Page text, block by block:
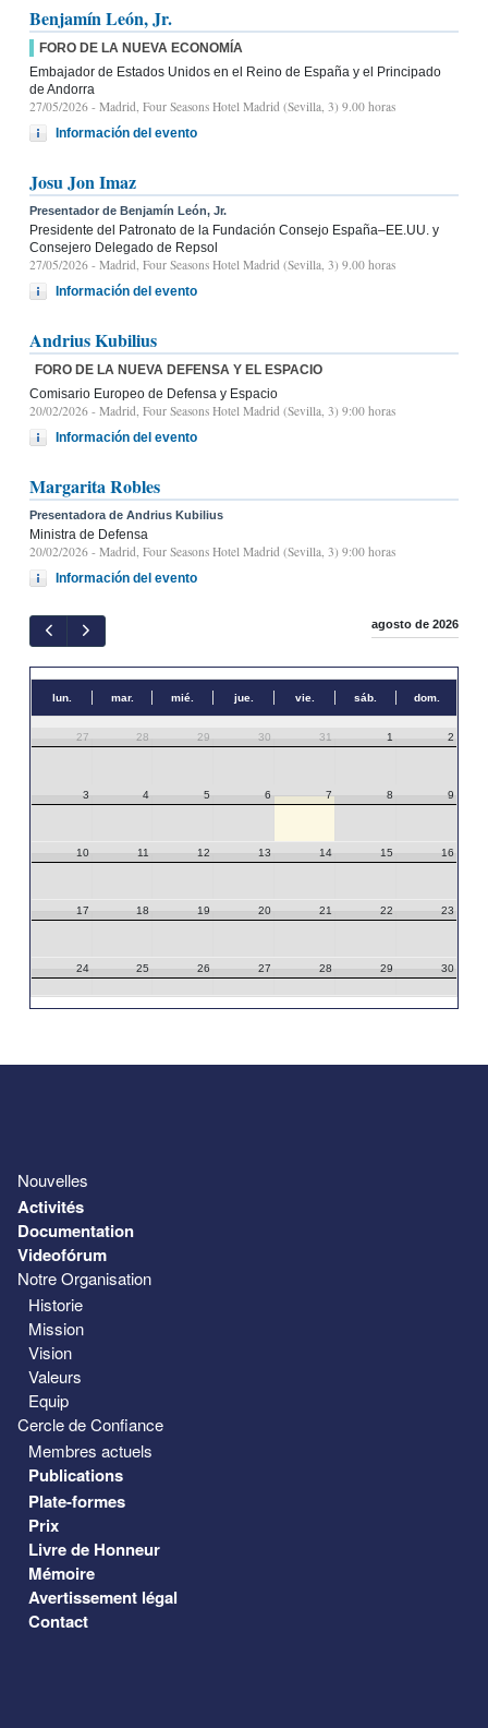
Benjamín León, Jr.
FORO DE LA NUEVA ECONOMÍA
Embajador de Estados Unidos en el Reino de España y el Principado
de Andorra
27/05/2026 - Madrid, Four Seasons Hotel Madrid (Sevilla, 3) 9.00 horas
Información del evento
Josu Jon Imaz
Presentador de Benjamín León, Jr.
Presidente del Patronato de la Fundación Consejo España–EE.UU. y
Consejero Delegado de Repsol
27/05/2026 - Madrid, Four Seasons Hotel Madrid (Sevilla, 3) 9.00 horas
Información del evento
Andrius Kubilius
FORO DE LA NUEVA DEFENSA Y EL ESPACIO
Comisario Europeo de Defensa y Espacio
20/02/2026 - Madrid, Four Seasons Hotel Madrid (Sevilla, 3) 9:00 horas
Información del evento
Margarita Robles
Presentadora de Andrius Kubilius
Ministra de Defensa
20/02/2026 - Madrid, Four Seasons Hotel Madrid (Sevilla, 3) 9:00 horas
Información del evento
agosto de 2026
lun. mar. mié. jue. vie. sáb. dom.
27 28 29 30 31 1 2
3 4 5 6 7 8 9
10 11 12 13 14 15 16
17 18 19 20 21 22 23
24 25 26 27 28 29 30
Nouvelles
Activités
Documentation
Videofórum
Notre Organisation
Historie
Mission
Vision
Valeurs
Equip
Cercle de Confiance
Membres actuels
Publications
Plate-formes
Prix
Livre de Honneur
Mémoire
Avertissement légal
Contact